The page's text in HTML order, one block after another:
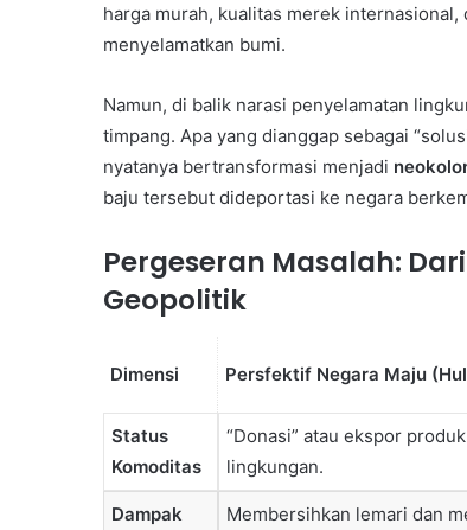
harga murah, kualitas merek
menyelamatkan bumi.
Namun, di balik narasi penyelamatan
timpang. Apa yang dianggap sebagai
nyatanya bertransformasi menjadi
baju tersebut dideportasi ke negara
Pergeseran Masalah:
Geopolitik
Dimensi Persfektif Negara Maju
Status
Komoditas
“Donasi” atau ekspor
lingkungan.
Dampak
Membersihkan lemari dan
10 June 2000
Briket Kotoran